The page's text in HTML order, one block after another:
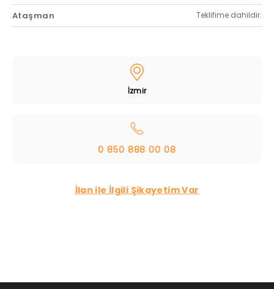
Ataşman Teklifime dahildir.
İzmir
0 850 888 00 08
İlan ile İlgili Şikayetim Var